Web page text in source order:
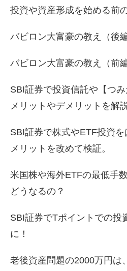
投資や資産形成を始める前
バビロン大富豪の教え（後
バビロン大富豪の教え（前
SBI証券で投資信託や【つ
メリットやデメリットを解説
SBI証券で株式やETF投資
メリットを改めて検証。
米国株や海外ETFの最低手
どうなるの？
SBI証券でTポイントでの投
に！
老後資産問題の2000万円は